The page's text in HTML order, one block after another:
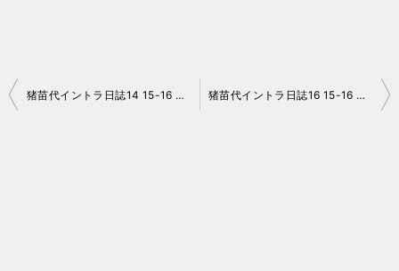
投
猪苗代イントラ日誌14 15-16 No.022 猪苗代イントラ日誌16 15-16 No.024